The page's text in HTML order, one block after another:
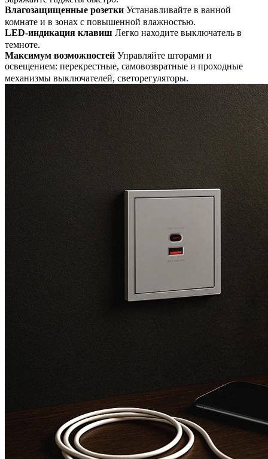
Влагозащищенные розетки Устанавливайте в ванной
комнате и в зонах с повышенной влажностью.
LED-индикация клавиш Легко находите выключатель в
темноте.
Максимум возможностей Управляйте шторами и
освещением: перекрестные, самовозвратные и проходные
механизмы выключателей, светорегуляторы.